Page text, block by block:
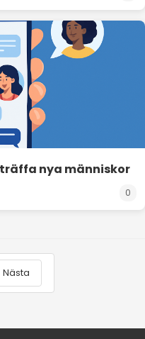
nya människor
0
Nästa